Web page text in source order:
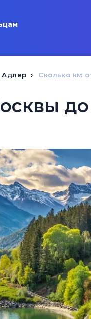
Адлер Сколько км